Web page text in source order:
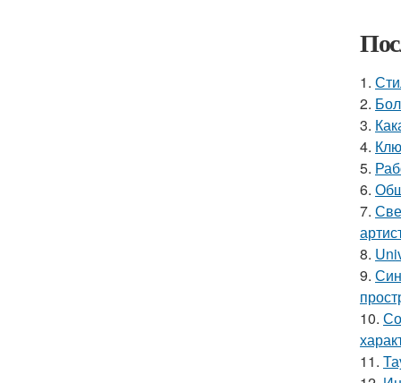
1.
2.
3.
4.
5.
6.
7.
8.
9.
10.
11.